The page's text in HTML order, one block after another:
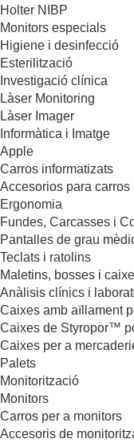
Holter NIBP
Monitors especials
Higiene i desinfecció
Esterilització
Investigació clínica
Làser Monitoring
Làser Imager
Informàtica i Imatge
Apple
Carros informatizats
Accesorios para carros
Ergonomia
Fundes, Carcasses i
Pantalles de grau
Teclats i ratolins
Maletins, bosses i
Anàlisis clínics i
Caixes amb aïllament
Caixes de Styropor™
Caixes per a
Palets
Monitorització
Monitors
Carros per a monitors
Accesoris de